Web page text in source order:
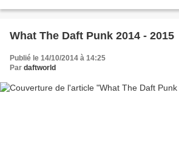
What The Daft Punk 2014 - 2015
Publié le 14/10/2014 à 14:25
Par daftworld